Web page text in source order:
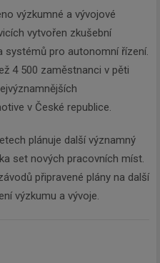
výzkumné a vývojové
vytvořen zkušební
systémů pro autonomní řízení.
4 500 zaměstnanci v pěti
v České republice.
plánuje další významný
set nových pracovních míst.
připravené plány na další
výzkumu a vývoje.